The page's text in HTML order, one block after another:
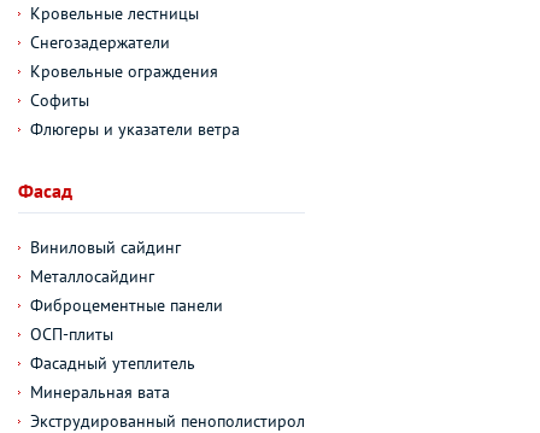
Кровельные лестницы
Снегозадержатели
Кровельные ограждения
Софиты
Флюгеры и указатели ветра
Фасад
Виниловый сайдинг
Металлосайдинг
Фиброцементные панели
ОСП-плиты
Фасадный утеплитель
Минеральная вата
Экструдированный пенополистирол